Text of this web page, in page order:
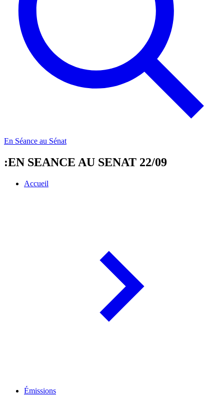
En Séance au Sénat
:EN SEANCE AU SENAT 22/09
Accueil
Émissions